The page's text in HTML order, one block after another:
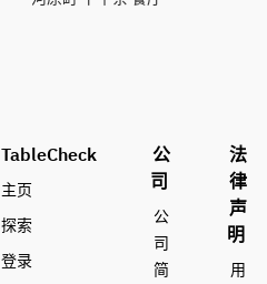
TableCheck
主页
探索
登录
公
司
公
司
简
法
律
声
明
用